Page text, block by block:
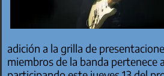
adición a la grilla de
miembros de la banda pertenece